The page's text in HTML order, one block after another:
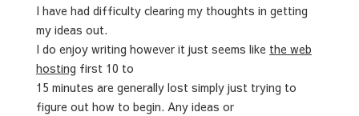
I have had difficulty clearing my thoughts in getting
my ideas out.
I do enjoy writing however it just seems like the web
hosting first 10 to
15 minutes are generally lost simply just trying to
figure out how to begin. Any ideas or